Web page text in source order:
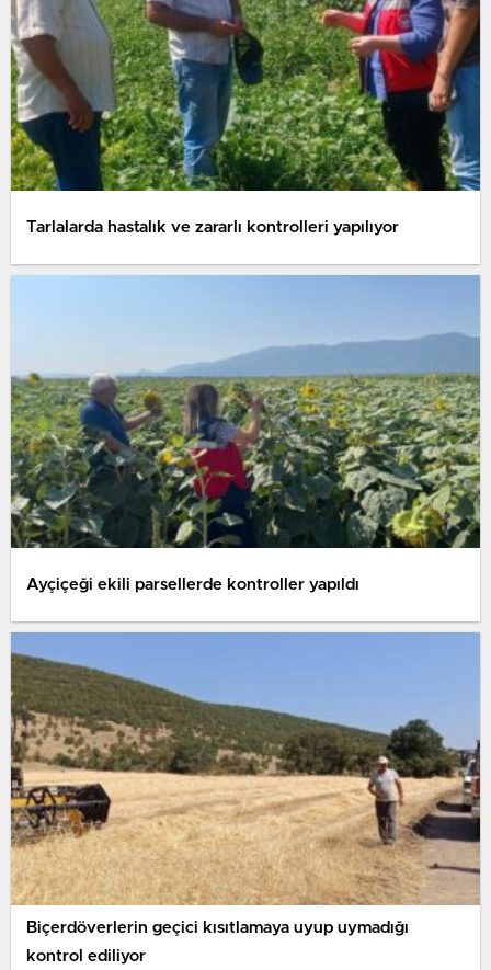
Tarlalarda hastalık ve zararlı kontrolleri yapılıyor
Ayçiçeği ekili parsellerde kontroller yapıldı
Biçerdöverlerin geçici kısıtlamaya uyup uymadığı
kontrol ediliyor